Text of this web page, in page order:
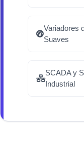
Variadores
Suaves
SCADA y
Industrial